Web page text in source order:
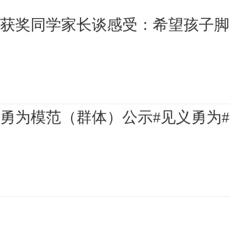
奖同学家长谈感受：希望孩子脚
为模范（群体）公示#见义勇为#